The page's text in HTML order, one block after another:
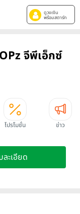
ดูวงเงิน
พร้อมสตาร์ท
จีพีเอ็กซ์
โปรโมชั่น ข่าว
ะเอียด